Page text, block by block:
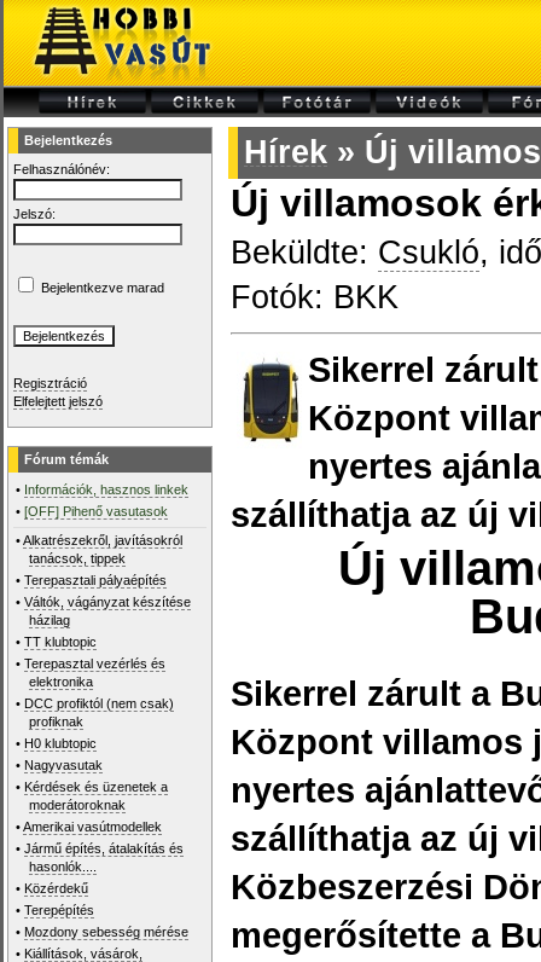
Bejelentkezés
Felhasználónév:
Jelszó:
Bejelentkezve marad
Regisztráció
Elfelejtett jelszó
Fórum témák
• Információk, hasznos linkek
•[OFF] Pihenő vasutasok
•Alkatrészekről, javításokról
tanácsok, tippek
•Terepasztali pályaépítés
•Váltók, vágányzat készítése
házilag
•TT klubtopic
•Terepasztal vezérlés és
elektronika
• DCC profiktól (nem csak)
profiknak
• H0 klubtopic
• Nagyvasutak
• Kérdések és üzenetek a
moderátoroknak
•Amerikai vasútmodellek
•Jármű építés, átalakítás és
hasonlók....
• Közérdekű
•Terepépítés
• Mozdony sebesség mérése
• Kiállítások, vásárok,
Hírek » Új
Új villamosok
Beküldte: Csukló,
Fotók: BKK
Sikerrel
Központ
nyertes
szállíthatja az új
Új
Sikerrel zárult a
Központ villamos
nyertes
szállíthatja az új
Közbeszerzési
megerősítette a